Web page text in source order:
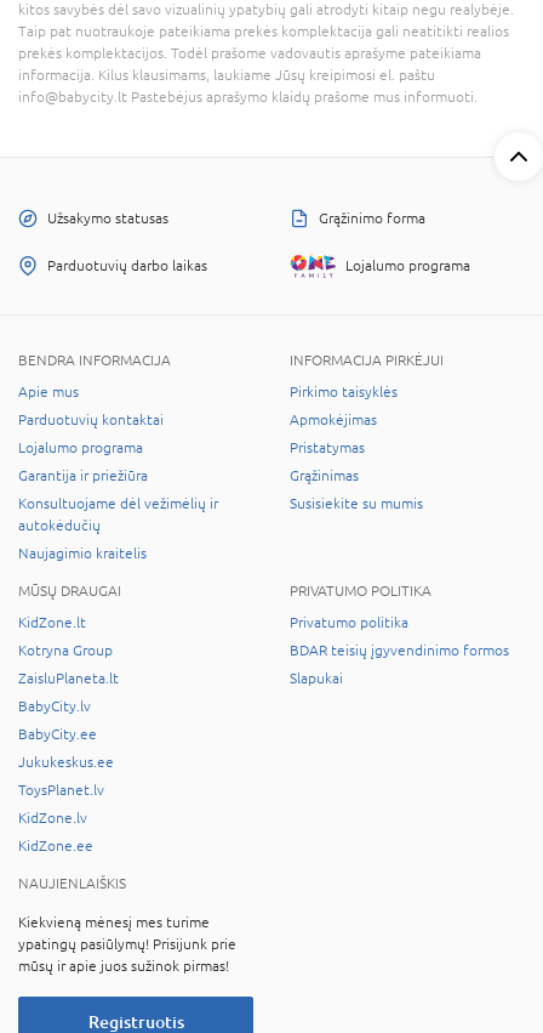
kitos savybės dėl savo vizualinių ypatybių gali atrodyti kitaip negu realybėje.
Taip pat nuotraukoje pateikiama prekės komplektacija gali neatitikti realios
prekės komplektacijos. Todėl prašome vadovautis aprašyme pateikiama
informacija. Kilus klausimams, laukiame Jūsų kreipimosi el. paštu
info@babycity.lt Pastebėjus aprašymo klaidų prašome mus informuoti.
Užsakymo statusas Grąžinimo forma
Parduotuvių darbo laikas Lojalumo programa
BENDRA INFORMACIJA
Apie mus
Parduotuvių kontaktai
Lojalumo programa
Garantija ir priežiūra
Konsultuojame dėl vežimėlių ir
autokėdučių
Naujagimio kraitelis
INFORMACIJA PIRKĖJUI
Pirkimo taisyklės
Apmokėjimas
Pristatymas
Grąžinimas
Susisiekite su mumis
MŪSŲ DRAUGAI
KidZone.lt
Kotryna Group
ZaisluPlaneta.lt
BabyCity.lv
BabyCity.ee
Jukukeskus.ee
ToysPlanet.lv
KidZone.lv
KidZone.ee
PRIVATUMO POLITIKA
Privatumo politika
BDAR teisių įgyvendinimo formos
Slapukai
NAUJIENLAIŠKIS
Kiekvieną mėnesį mes turime
ypatingų pasiūlymų! Prisijunk prie
mūsų ir apie juos sužinok pirmas!
Registruotis